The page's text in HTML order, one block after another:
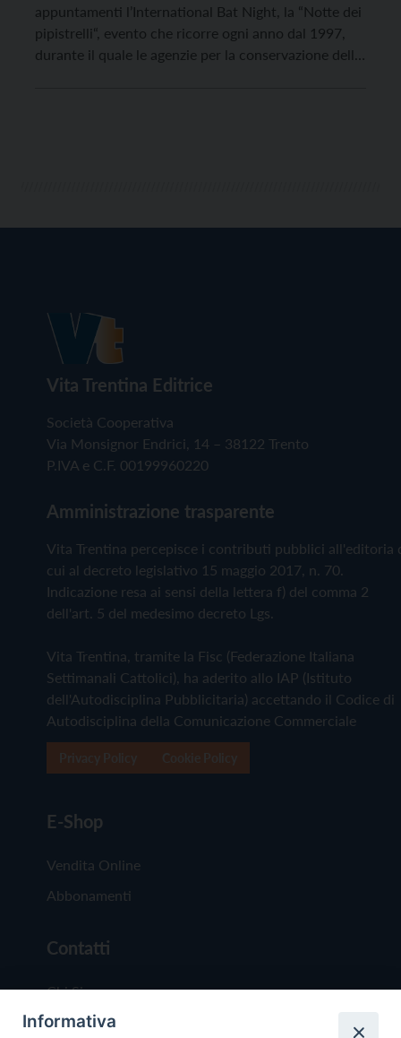
appuntamenti l’International Bat Night, la “Notte dei
pipistrelli“, evento che ricorre ogni anno dal 1997,
durante il quale le agenzie per la conservazione della
Vita Trentina Editrice
Società Cooperativa
Via Monsignor Endrici, 14 – 38122 Trento
P.IVA e C.F. 00199960220
Amministrazione trasparente
Vita Trentina percepisce i contributi pubblici all'editoria
cui al decreto legislativo 15 maggio 2017, n. 70.
Indicazione resa ai sensi della lettera f) del comma 2
dell'art. 5 del medesimo decreto Lgs.
Vita Trentina, tramite la Fisc (Federazione Italiana
Settimanali Cattolici), ha aderito allo IAP (Istituto
dell'Autodisciplina Pubblicitaria) accettando il Codice di
Autodisciplina della Comunicazione Commerciale
E-Shop
Vendita Online
Abbonamenti
Contatti
Chi Siamo
Redazione
Informativa